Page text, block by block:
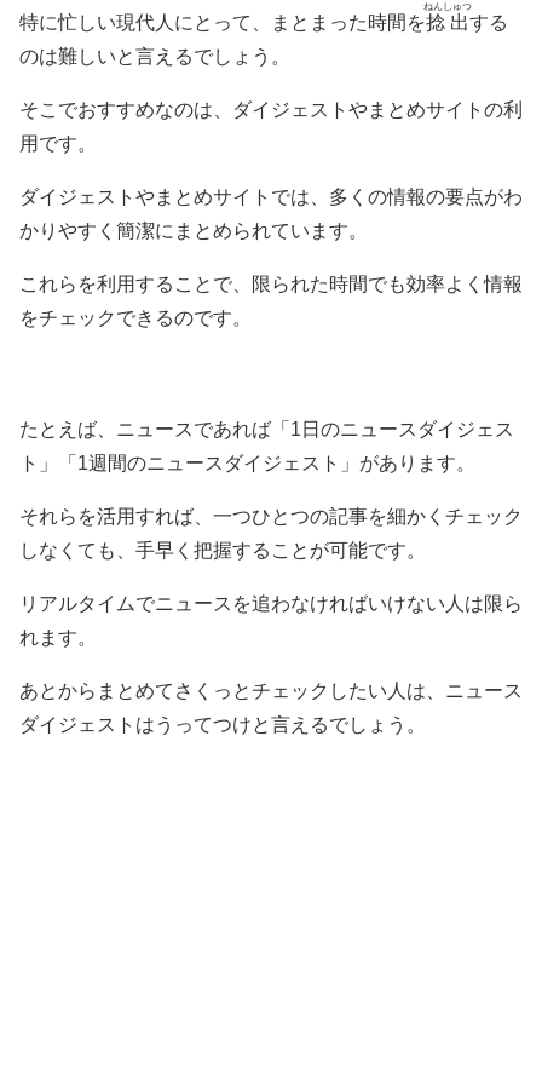
特に忙しい現代人にとって、まとまった時間を捻出
ねんしゅつ
する
のは難しいと言えるでしょう。
そこでおすすめなのは、ダイジェストやまとめサイトの利
用です。
ダイジェストやまとめサイトでは、多くの情報の要点がわ
かりやすく簡潔にまとめられています。
これらを利用することで、限られた時間でも効率よく情報
をチェックできるのです。
たとえば、ニュースであれば「1日のニュースダイジェス
ト」「1週間のニュースダイジェスト」があります。
それらを活用すれば、一つひとつの記事を細かくチェック
しなくても、手早く把握することが可能です。
リアルタイムでニュースを追わなければいけない人は限ら
れます。
あとからまとめてさくっとチェックしたい人は、ニュース
ダイジェストはうってつけと言えるでしょう。